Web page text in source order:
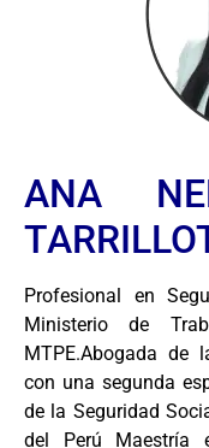
ANA
Profesional en
Ministerio de
MTPE.Abogada de
con una segunda
de la Seguridad
del Perú Maestría